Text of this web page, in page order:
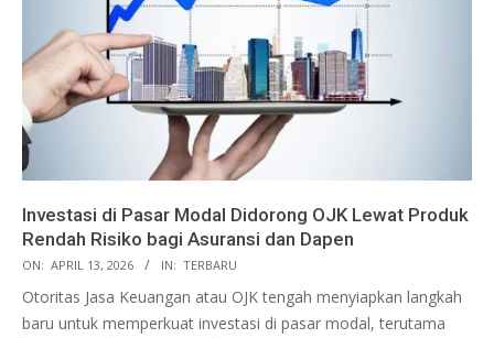
Investasi di Pasar Modal Didorong OJK Lewat Produk
Rendah Risiko bagi Asuransi dan Dapen
ON: APRIL 13, 2026 IN: TERBARU
Otoritas Jasa Keuangan atau OJK tengah menyiapkan langkah
baru untuk memperkuat investasi di pasar modal, terutama